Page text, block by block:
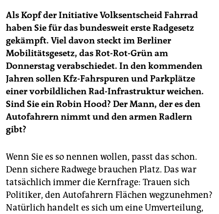
Als Kopf der Initiative Volksentscheid Fahrrad
haben Sie für das bundesweit erste Radgesetz
gekämpft. Viel davon steckt im Berliner
Mobilitätsgesetz, das Rot-Rot-Grün am
Donnerstag verabschiedet. In den kommenden
Jahren sollen Kfz-Fahrspuren und Parkplätze
einer vorbildlichen Rad-Infrastruktur weichen.
Sind Sie ein Robin Hood? Der Mann, der es den
Autofahrern nimmt und den armen Radlern
gibt?
Wenn Sie es so nennen wollen, passt das schon.
Denn sichere Radwege brauchen Platz. Das war
tatsächlich immer die Kernfrage: Trauen sich
Politiker, den Autofahrern Flächen wegzunehmen?
Natürlich handelt es sich um eine Umverteilung,